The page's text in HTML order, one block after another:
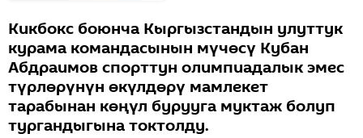
Кикбокс боюнча Кыргызстандын улуттук
курама командасынын мүчөсү Кубан
Абдраимов спорттун олимпиадалык эмес
түрлөрүнүн өкүлдөрү мамлекет
тарабынан көңүл бурууга муктаж болуп
тургандыгына токтолду.